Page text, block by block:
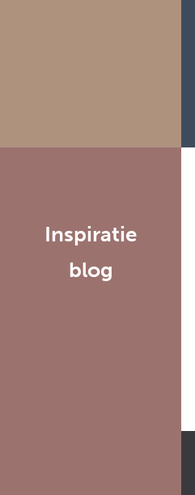
Inspiratie
blog